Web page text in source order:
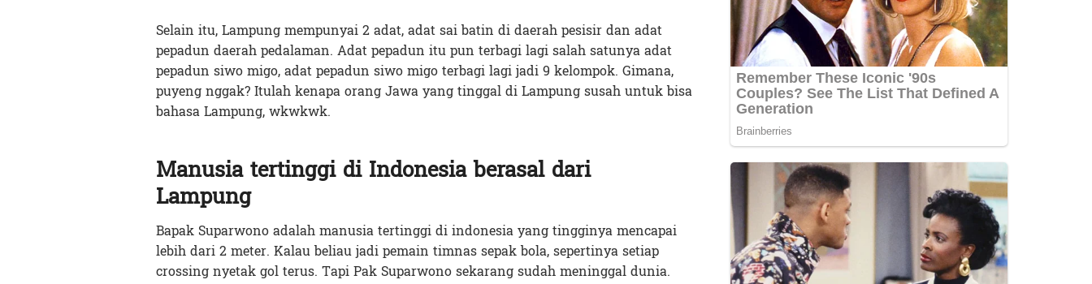
Selain itu, Lampung mempunyai 2 adat, adat sai batin di daerah pesisir dan adat
pepadun daerah pedalaman. Adat pepadun itu pun terbagi lagi salah satunya adat
pepadun siwo migo, adat pepadun siwo migo terbagi lagi jadi 9 kelompok. Gimana,
puyeng nggak? Itulah kenapa orang Jawa yang tinggal di Lampung susah untuk bisa
bahasa Lampung, wkwkwk.
Manusia tertinggi di Indonesia berasal dari
Lampung
Bapak Suparwono adalah manusia tertinggi di indonesia yang tingginya mencapai
lebih dari 2 meter. Kalau beliau jadi pemain timnas sepak bola, sepertinya setiap
crossing nyetak gol terus. Tapi Pak Suparwono sekarang sudah meninggal dunia.